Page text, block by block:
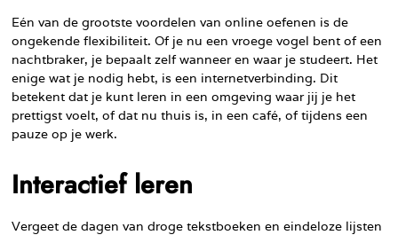
Eén van de grootste voordelen van online oefenen is de
ongekende flexibiliteit. Of je nu een vroege vogel bent of een
nachtbraker, je bepaalt zelf wanneer en waar je studeert. Het
enige wat je nodig hebt, is een internetverbinding. Dit
betekent dat je kunt leren in een omgeving waar jij je het
prettigst voelt, of dat nu thuis is, in een café, of tijdens een
pauze op je werk.
Interactief leren
Vergeet de dagen van droge tekstboeken en eindeloze lijsten